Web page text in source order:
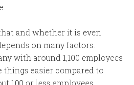
and whether it is even
on many factors.
with around 1,100 employees
things easier compared to
100 or less employees.